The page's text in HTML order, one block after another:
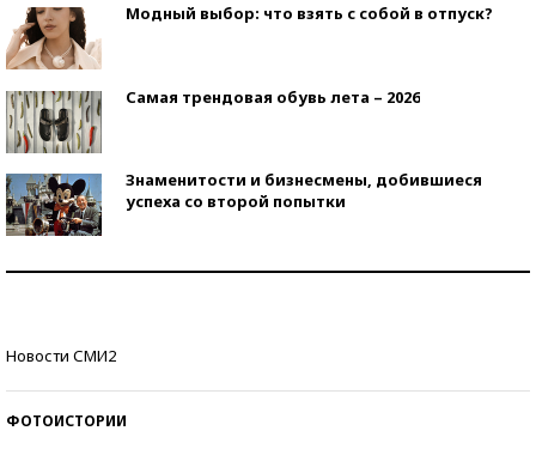
Модный выбор: что взять с собой в отпуск?
Самая трендовая обувь лета – 2026
Знаменитости и бизнесмены, добившиеся
успеха со второй попытки
Новости СМИ2
ФОТОИСТОРИИ